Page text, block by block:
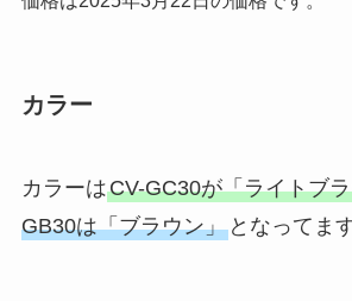
カラー
カラーはCV-GC30が「ライトブ
GB30は「ブラウン」となってます